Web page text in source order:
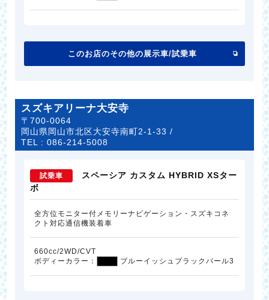
このお店のその他の展示車/試乗車
スズキアリーナ大安寺
〒700-0064
岡山県岡山市北区大安寺南町2-1-33 /
TEL :086-214-5008
試乗車
スペーシア カスタム HYBRID XSター
ボ
全方位モニター付メモリーナビゲーション・スズキコネ
クト対応通信機装着車
660cc/2WD/CVT
ボディーカラー：
ブルーイッシュブラックパール3